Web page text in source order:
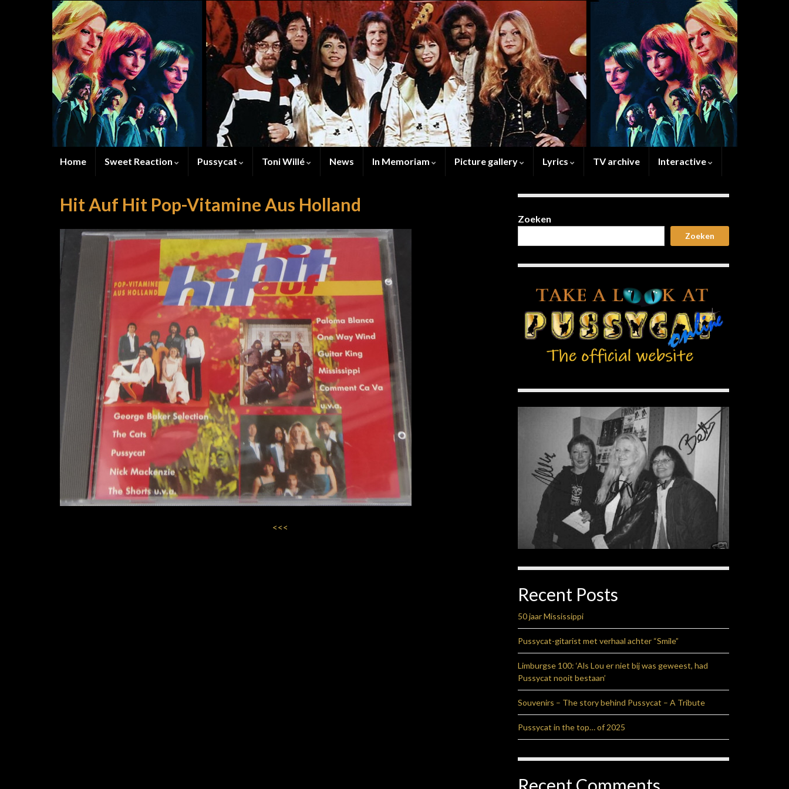
Home Sweet Reaction Pussycat Toni Willé News In Memoriam Picture gallery Lyrics TV archive Interactive
Hit Auf Hit Pop-Vitamine Aus Holland
<<<
Zoeken
Zoeken
Recent Posts
50 jaar Mississippi
Pussycat-gitarist met verhaal achter “Smile”
Limburgse 100: ‘Als Lou er niet bij was geweest, had
Pussycat nooit bestaan’
Souvenirs – The story behind Pussycat – A Tribute
Pussycat in the top… of 2025
Recent Comments